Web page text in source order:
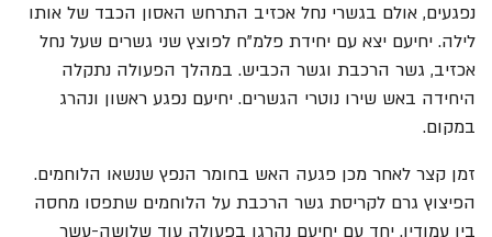
נפגעים, אולם בגשרי נחל אכזיב התרחש האסון הכבד של אותו
לילה. יחיעם יצא עם יחידת פלמ"ח לפוצץ שני גשרים שעל נחל
אכזיב, גשר הרכבת וגשר הכביש. במהלך הפעולה נתקלה
היחידה באש שירו נוטרי הגשרים. יחיעם נפגע ראשון ונהרג
במקום.
זמן קצר לאחר מכן פגעה האש בחומר הנפץ שנשאו הלוחמים.
הפיצוץ גרם לקריסת גשר הרכבת על הלוחמים שתפסו מחסה
בין עמודיו. יחד עם יחיעם נהרגו בפעולה עוד שלושה-עשר